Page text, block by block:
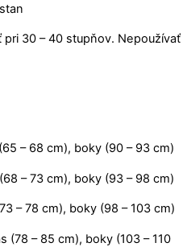
pri 30 – 40 stupňov. Nepoužívať
– 68 cm), boky (90 – 93 cm)
– 73 cm), boky (93 – 98 cm)
– 78 cm), boky (98 – 103 cm)
(78 – 85 cm), boky (103 – 110